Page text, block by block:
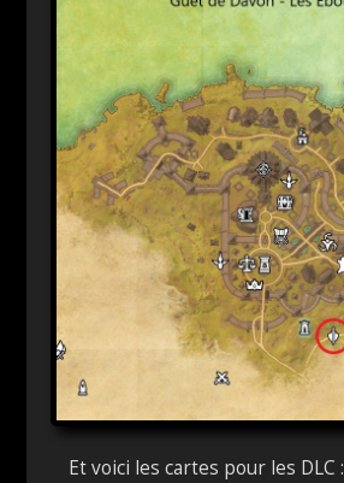
Et voici les cartes pour les DLC :